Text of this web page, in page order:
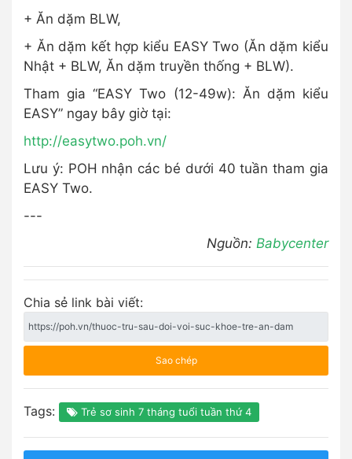
+ Ăn dặm BLW,
+ Ăn dặm kết hợp kiểu EASY Two (Ăn dặm kiểu
Nhật + BLW, Ăn dặm truyền thống + BLW).
Tham gia “EASY Two (12-49w): Ăn dặm kiểu
EASY” ngay bây giờ tại:
http://easytwo.poh.vn/
Lưu ý: POH nhận các bé dưới 40 tuần tham gia
EASY Two.
---
Nguồn: Babycenter
Chia sẻ link bài viết:
Sao chép
Tags: Trẻ sơ sinh 7 tháng tuổi tuần thứ 4